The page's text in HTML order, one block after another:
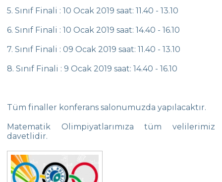
Koleji’nde
107.Yılında Çanakkale Zaferi Töreni ‘O An’
İstanbul Bilim Olimpiyatları Finali
Çevre Koleji 19. Kitap Şenliği “Hayatı
Okumak”
5. Sınıf Finali : 10 Ocak 2019 saat: 11.40 - 13.10
6. Sınıf Finali : 10 Ocak 2019 saat: 14.40 - 16.10
7. Sınıf Finali : 09 Ocak 2019 saat: 11.40 - 13.10
8. Sınıf Finali : 9 Ocak 2019 saat: 14.40 - 16.10
Tüm finaller konferans salonumuzda yapılacaktır.
Matematik Olimpiyatlarımıza tüm velilerimiz
davetlidir.